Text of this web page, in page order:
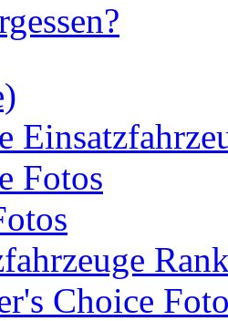
Fotos
Choice